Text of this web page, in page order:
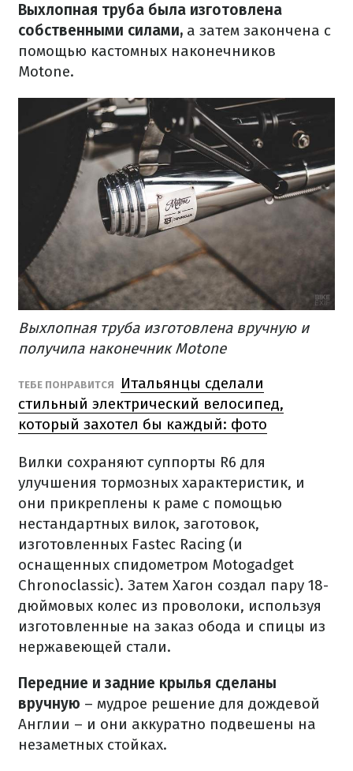
Выхлопная труба была изготовлена
собственными силами, а затем закончена с
помощью кастомных наконечников
Motone.
Выхлопная труба изготовлена ​​вручную и
получила наконечник Motone
ТЕБЕ ПОНРАВИТСЯ
Итальянцы сделали
стильный электрический велосипед,
который захотел бы каждый: фото
Вилки сохраняют суппорты R6 для
улучшения тормозных характеристик, и
они прикреплены к раме с помощью
нестандартных вилок, заготовок,
изготовленных Fastec Racing (и
оснащенных спидометром Motogadget
Chronoclassic). Затем Хагон создал пару 18-
дюймовых колес из проволоки, используя
изготовленные на заказ обода и спицы из
нержавеющей стали.
Передние и задние крылья сделаны
вручную – мудрое решение для дождевой
Англии – и они аккуратно подвешены на
незаметных стойках.